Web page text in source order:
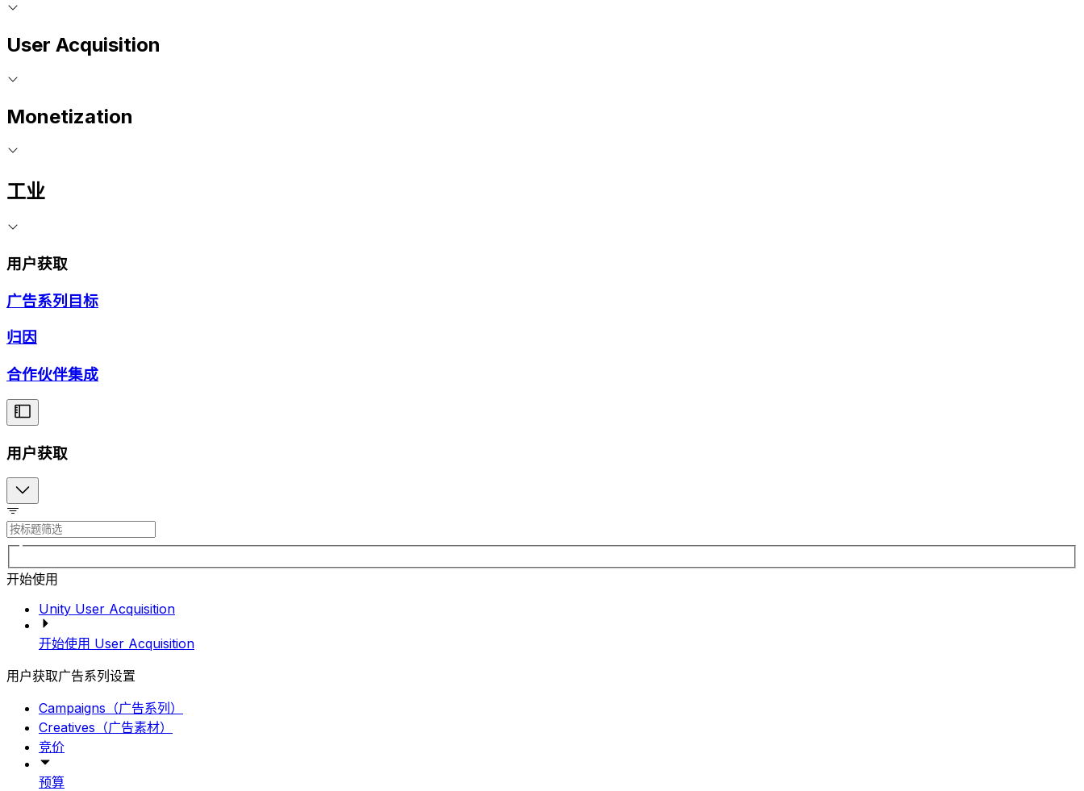
User Acquisition
Monetization
工业
用户获取
广告系列目标
归因
合作伙伴集成
用户获取
开始使用
Unity User Acquisition
开始使用 User Acquisition
用户获取广告系列设置
Campaigns（广告系列）
Creatives（广告素材）
竞价
预算